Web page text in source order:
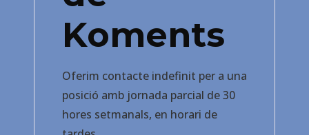
Koments
Oferim contacte indefinit per a una
posició amb jornada parcial de 30
hores setmanals, en horari de